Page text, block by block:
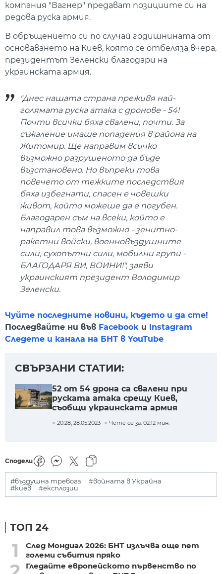
компания "Вагнер" предават позициите си на
редова руска армия.
В обръщението си по случай годишнината от
основаването на Киев, която се отбеляза вчера,
президентът Зеленски благодари на
украинската армия.
"Днес нашата страна преживя най-
голямата руска атака с дронове - 54!
Почти всички бяха свалени, почти. За
съжаление имаше попадения в района на
Житомир. Ще направим всичко
възможно разрушеното да бъде
възстановено. Но въпреки това
повечето от тежките последствия
бяха избегнати, спасен е човешки
живот, който можеше да е погубен.
Благодарен съм на всеки, който е
направил това възможно - зенитно-
ракетни войски, военновъздушните
сили, сухопътни сили, мобилни групи -
БЛАГОДАРЯ ВИ, ВОИНИ!", заяви
украинският президент Володимир
Зеленски.
Чуйте последните новини, където и да сте!
Последвайте ни във Facebook и
Instagram
Следете и канала на БНТ в YouTube
СВЪРЗАНИ СТАТИИ:
52 от 54 дрона са свалени при
руската атака срещу Киев,
съобщи украинската армия
20:28, 28.05.2023 Чете се за: 02:12 мин.
Сподели
#въздушна тревога
#войната в Украйна
#киев
#експлозии
ТОП 24
1
След Мондиал 2026: БНТ излъчва още пет
големи събития пряко
Гледайте европейското първенство по